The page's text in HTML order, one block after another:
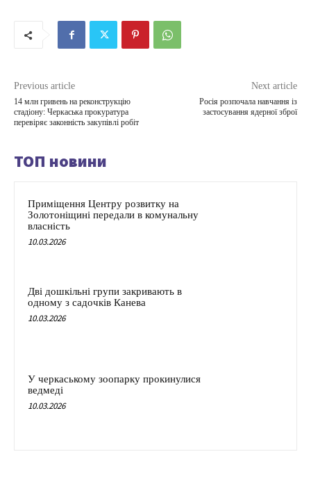
Previous article
14 млн гривень на реконструкцію
стадіону: Черкаська прокуратура
перевіряє законність закупівлі робіт
Next article
Росія розпочала навчання із
застосування ядерної зброї
ТОП новини
Приміщення Центру розвитку на
Золотоніщині передали в комунальну
власність
10.03.2026
Дві дошкільні групи закривають в
одному з садочків Канева
10.03.2026
У черкаському зоопарку прокинулися
ведмеді
10.03.2026